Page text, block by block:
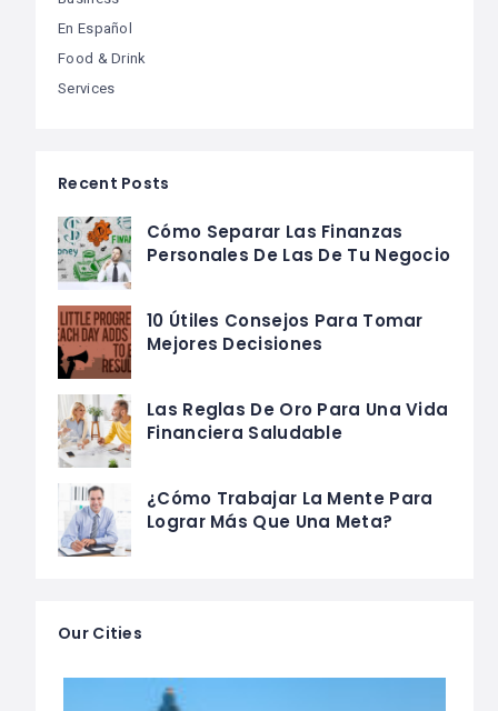
En Español
Food & Drink
Services
Recent Posts
Cómo Separar Las Finanzas
Personales De Las De Tu Negocio
10 Útiles Consejos Para Tomar
Mejores Decisiones
Las Reglas De Oro Para Una Vida
Financiera Saludable
¿Cómo Trabajar La Mente Para
Lograr Más Que Una Meta?
Our Cities